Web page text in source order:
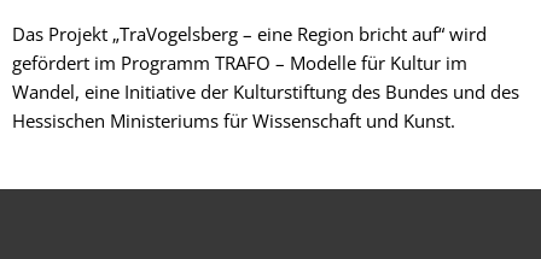
Das Projekt „TraVogelsberg – eine Region bricht auf“ wird
gefördert im Programm TRAFO – Modelle für Kultur im
Wandel, eine Initiative der Kulturstiftung des Bundes und des
Hessischen Ministeriums für Wissenschaft und Kunst.